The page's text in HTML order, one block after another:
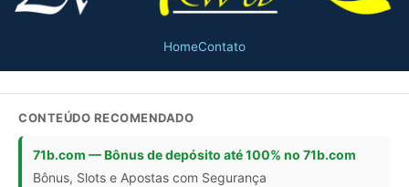
HomeContato
CONTEÚDO RECOMENDADO
71b.com — Bônus de depósito até 100% no 71b.com
Bônus, Slots e Apostas com Segurança